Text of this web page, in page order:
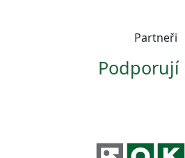
Partneři
Podporují